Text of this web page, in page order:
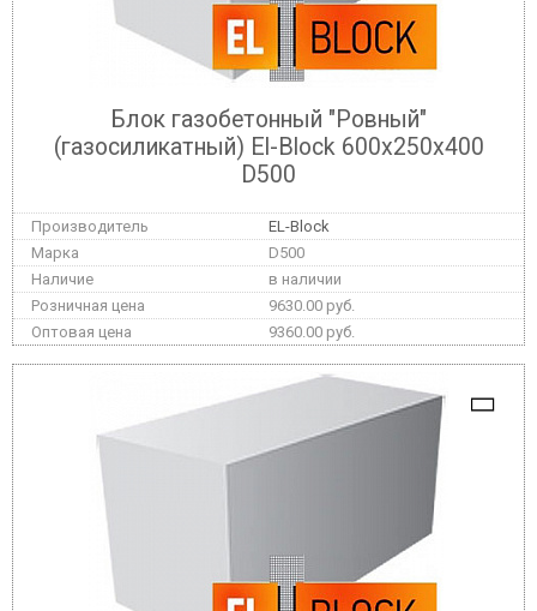
Блок газобетонный "Ровный"
(газосиликатный) El-Block 600х250х400
D500
EL-Block
D500
в наличии
9630.00 руб.
9360.00 руб.